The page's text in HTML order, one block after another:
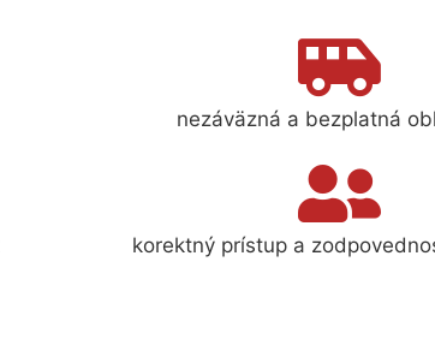
nezáväzná a bezplatná
korektný prístup a